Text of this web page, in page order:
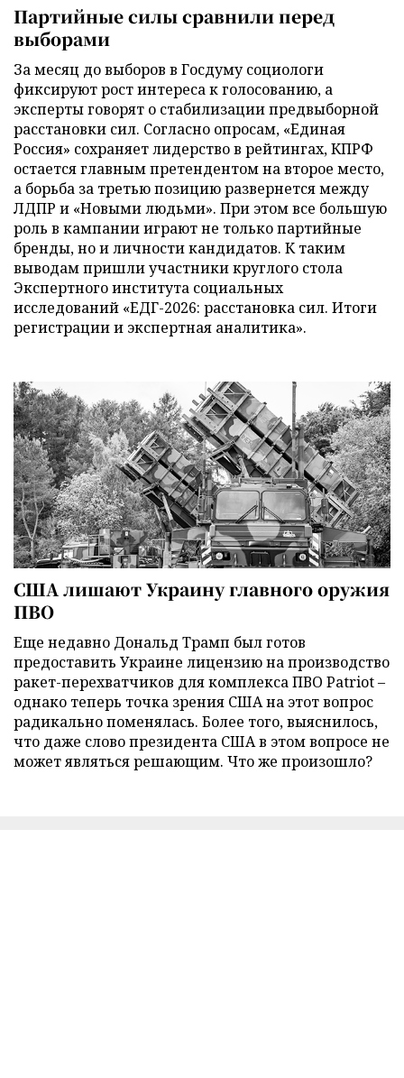
Партийные силы сравнили перед
выборами
За месяц до выборов в Госдуму социологи
фиксируют рост интереса к голосованию, а
эксперты говорят о стабилизации предвыборной
расстановки сил. Согласно опросам, «Единая
Россия» сохраняет лидерство в рейтингах, КПРФ
остается главным претендентом на второе место,
а борьба за третью позицию развернется между
ЛДПР и «Новыми людьми». При этом все большую
роль в кампании играют не только партийные
бренды, но и личности кандидатов. К таким
выводам пришли участники круглого стола
Экспертного института социальных
исследований «ЕДГ-2026: расстановка сил. Итоги
регистрации и экспертная аналитика».
США лишают Украину главного оружия
ПВО
Еще недавно Дональд Трамп был готов
предоставить Украине лицензию на производство
ракет-перехватчиков для комплекса ПВО Patriot –
однако теперь точка зрения США на этот вопрос
радикально поменялась. Более того, выяснилось,
что даже слово президента США в этом вопросе не
может являться решающим. Что же произошло?